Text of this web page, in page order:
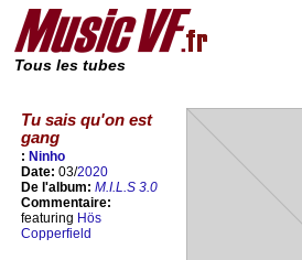
Tous les tubes
Tu sais qu'on est
gang
: Ninho
Date: 03/2020
De l'album: M.I.L.S 3.0
Commentaire:
featuring Hös
Copperfield